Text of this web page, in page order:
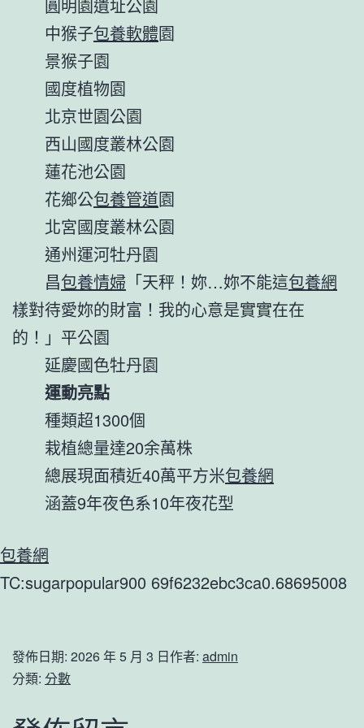
圓明園遺址公園
中猴子包養軟體園
景猴子園
國度植物園
北京世園公園
西山國度叢林公園
蓮花池公園
花鄉公包養管道園
北宮國度叢林公園
通州運河牡丹園
昌包養情婦 「天秤！妳…妳不能這包養網
樣對待愛妳的財富！我的心意是實實在在
的！」平公園
延慶國色牡丹園
運動亮點
種類超1300個
栽植總量達20余萬株
總展現面積近40萬平方米包養網
涵蓋9年夜色系10年夜花型
包養網
TC:sugarpopular900 69f6232ebc3ca0.68695008
發佈日期: 2026 年 5 月 3 日作者: admin
分類: 分數